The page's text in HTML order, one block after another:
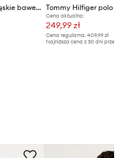
Polo Ralph Lauren polo męskie bawełniane
Cena aktualna:
249,99 zł
Cena regularna: 409,99 zł
Najniższa cena z 30 dni przed obniżką: